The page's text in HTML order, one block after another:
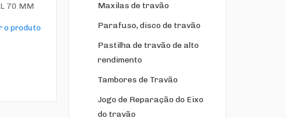
70 MM
o produto
Maxilas de travão
Parafuso, disco de travão
Pastilha de travão de alto
rendimento
Tambores de Travão
Jogo de Reparação do Eixo
do travão